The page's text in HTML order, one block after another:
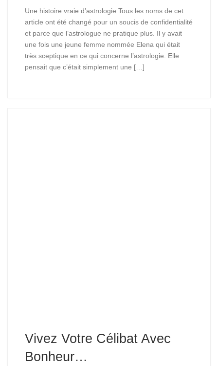
Une histoire vraie d’astrologie Tous les noms de cet
article ont été changé pour un soucis de confidentialité
et parce que l’astrologue ne pratique plus. Il y avait
une fois une jeune femme nommée Elena qui était
très sceptique en ce qui concerne l’astrologie. Elle
pensait que c’était simplement une […]
Vivez Votre Célibat Avec
Bonheur…